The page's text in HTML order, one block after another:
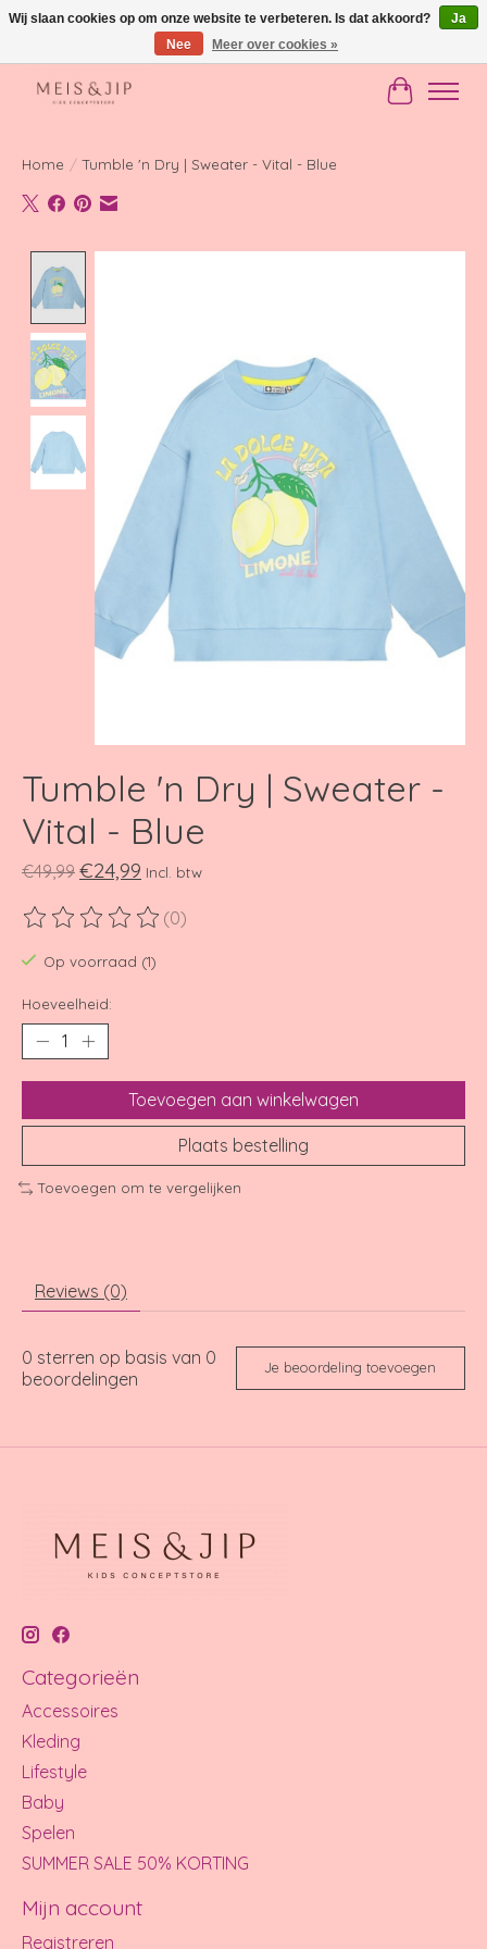
Gratis verzending in NL vanaf €150
Home / Tumble 'n Dry | Sweater - Vital - Blue
Tumble 'n Dry | Sweater -
Vital - Blue
€49,99 €24,99 Incl. btw
De beoordeling van dit product is
(0)
Op voorraad (1)
Hoeveelheid:
Toevoegen aan winkelwagen
Plaats bestelling
Toevoegen om te vergelijken
Reviews (0)
0 sterren op basis van 0
beoordelingen
Je beoordeling toevoegen
Categorieën
Accessoires
Kleding
Lifestyle
Baby
Spelen
SUMMER SALE 50% KORTING
Mijn account
Registreren
Wij slaan cookies op om onze website te verbeteren. Is dat akkoord?
Ja
Nee
Meer over cookies »